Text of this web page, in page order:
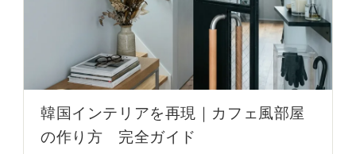
韓国インテリアを再現｜カフェ風部屋
の作り方 完全ガイド